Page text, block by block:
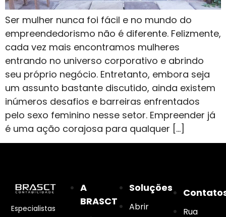
Ser mulher nunca foi fácil e no mundo do
empreendedorismo não é diferente. Felizmente,
cada vez mais encontramos mulheres
entrando no universo corporativo e abrindo
seu próprio negócio. Entretanto, embora seja
um assunto bastante discutido, ainda existem
inúmeros desafios e barreiras enfrentados
pelo sexo feminino nesse setor. Empreender já
é uma ação corajosa para qualquer […]
Especialistas
A
BRASCT
Soluções
Abrir
Rua